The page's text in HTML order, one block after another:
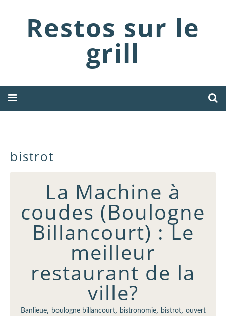
Restos sur le
grill
bistrot
La Machine à
coudes (Boulogne
Billancourt) : Le
meilleur
restaurant de la
ville?
Banlieue, boulogne billancourt, bistronomie, bistrot, ouvert